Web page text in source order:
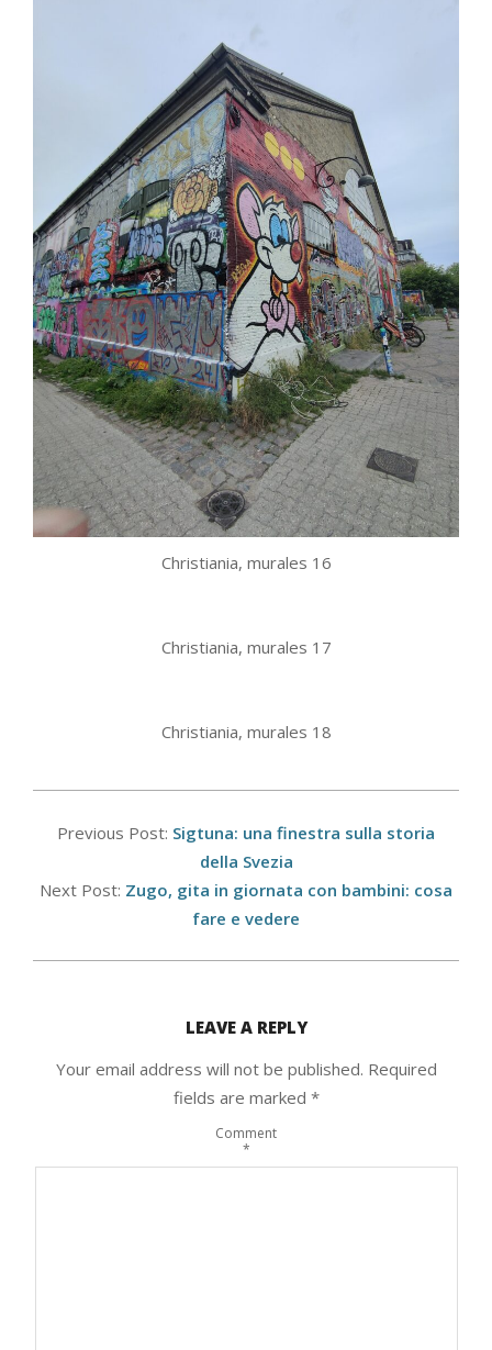
Christiania, murales 16
Christiania, murales 17
Christiania, murales 18
Previous Post: Sigtuna: una finestra sulla storia
della Svezia
Next Post: Zugo, gita in giornata con bambini: cosa
fare e vedere
LEAVE A REPLY
Your email address will not be published. Required
fields are marked *
Comment
*